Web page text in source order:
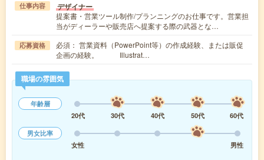
仕事内容 デザイナー
提案書・営業ツール制作/プランニングのお仕事です。営業担
当がディーラーや販売店へ提案する際の武器とな…
応募資格
必須： 営業資料（PowerPoint等）の作成経験、または販促
企画の経験。 Illustrat…
職場の雰囲気
年齢層
20代
30代 40代 50代
60代
男女比率
女性
男性